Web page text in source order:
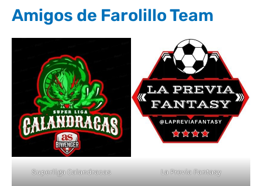
Amigos de Farolillo Team
Superliga Calandracas La Previa Fantasy